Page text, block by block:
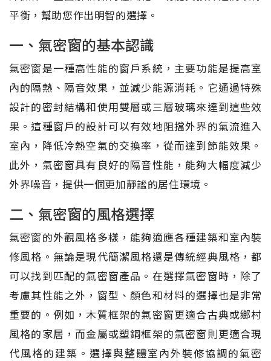
平衡，幫助您作出明智的選擇。
一、氣密窗的基本認識
氣密窗是一種高性能的窗戶系統，主要功能是提高室
內的隔熱、隔音效果，並減少能源消耗。它通過特殊
設計的密封結構和使用雙層或三層玻璃來達到這些效
果。這種窗戶的設計可以有效地阻擋外界的氣流進入
室內，降低冷熱空氣的交換率，從而達到節能效果。
此外，氣密窗具有良好的隔音性能，能夠大幅度減少
外界噪音，提供一個更加靜謐的居住環境。
二、氣密窗的風格選擇
氣密窗的外觀風格多樣，能夠適應各種建築和室內裝
修風格。無論是現代簡潔風格還是傳統經典風格，都
可以找到匹配的氣密窗產品。在選擇氣密窗時，除了
考慮其性能之外，窗型、顏色和材料的選擇也是非常
重要的。例如，木質框架的氣密窗更適合古典或鄉村
風格的家居，而金屬或塑鋼框架的氣密窗則更適合現
代風格的建築。選擇與整體室內外裝修協調的氣密